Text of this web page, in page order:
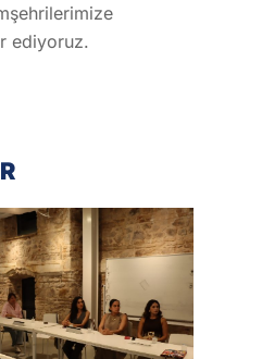
ediyoruz.